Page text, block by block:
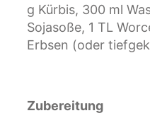
g Kürbis, 300 ml
Sojasoße, 1 TL
Erbsen (oder
Zubereitung